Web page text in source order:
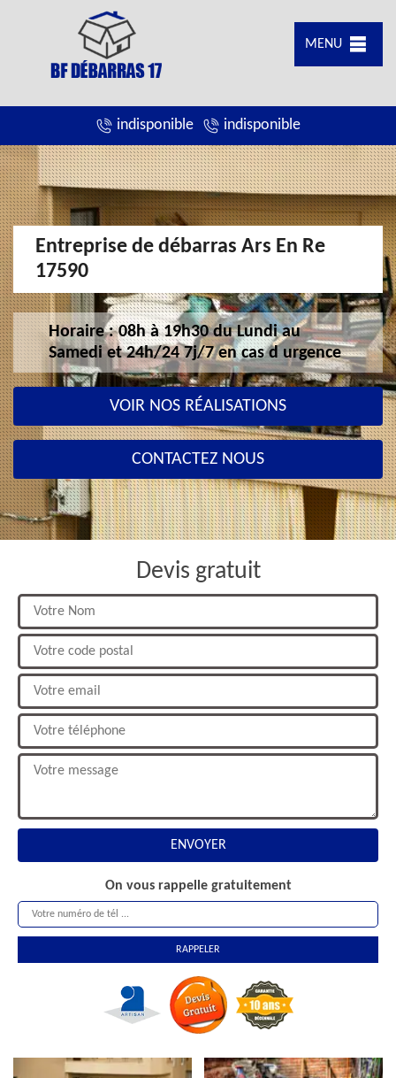
MENU
indisponible indisponible
Entreprise de débarras Ars En Re
17590
Horaire : 08h à 19h30 du Lundi au
Samedi et 24h/24 7j/7 en cas d urgence
VOIR NOS RÉALISATIONS
CONTACTEZ NOUS
Devis gratuit
On vous rappelle gratuitement